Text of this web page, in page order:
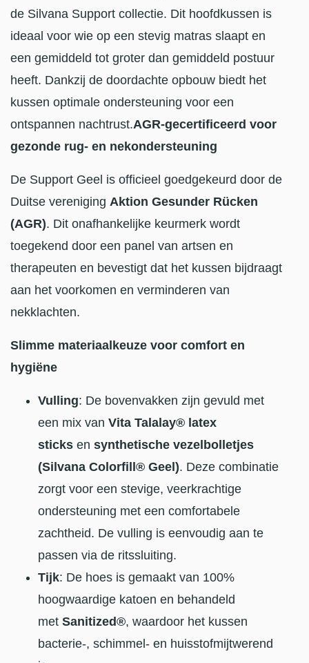
de Silvana Support collectie. Dit hoofdkussen is
ideaal voor wie op een stevig matras slaapt en
een gemiddeld tot groter dan gemiddeld postuur
heeft. Dankzij de doordachte opbouw biedt het
kussen optimale ondersteuning voor een
ontspannen nachtrust.AGR-gecertificeerd voor
gezonde rug- en nekondersteuning
De Support Geel is officieel goedgekeurd door de
Duitse vereniging Aktion Gesunder Rücken
(AGR). Dit onafhankelijke keurmerk wordt
toegekend door een panel van artsen en
therapeuten en bevestigt dat het kussen bijdraagt
aan het voorkomen en verminderen van
nekklachten.
Slimme materiaalkeuze voor comfort en
hygiëne
Vulling: De bovenvakken zijn gevuld met
een mix van Vita Talalay® latex
sticks en synthetische vezelbolletjes
(Silvana Colorfill® Geel). Deze combinatie
zorgt voor een stevige, veerkrachtige
ondersteuning met een comfortabele
zachtheid. De vulling is eenvoudig aan te
passen via de ritssluiting.
Tijk: De hoes is gemaakt van 100%
hoogwaardige katoen en behandeld
met Sanitized®, waardoor het kussen
bacterie-, schimmel- en huisstofmijtwerend